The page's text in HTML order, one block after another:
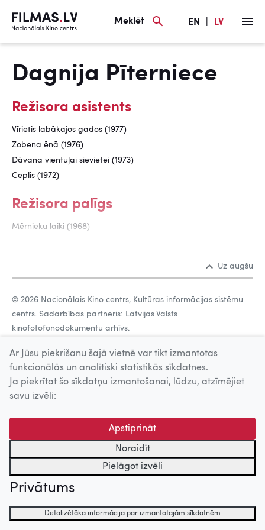
Meklēt EN LV
Dagnija Pīterniece
Režisora asistents
Vīrietis labākajos gados (1977)
Zobena ēnā (1976)
Dāvana vientuļai sievietei (1973)
Ceplis (1972)
Režisora palīgs
Mērnieku laiki (1968)
Uz augšu
© 2026 Nacionālais Kino centrs, Kultūras informācijas sistēmu
centrs. Sadarbības partneris: Latvijas Valsts
kinofotofonodokumentu arhīvs.
Ar Jūsu piekrišanu šajā vietnē var tikt izmantotas
funkcionālās un analītiski statistikās sīkdatnes.
Ja piekrītat šo sīkdatņu izmantošanai, lūdzu, atzīmējiet
savu izvēli:
Apstiprināt
Noraidīt
Pielāgot izvēli
Privātums
Detalizētāka informācija par izmantotajām sīkdatnēm